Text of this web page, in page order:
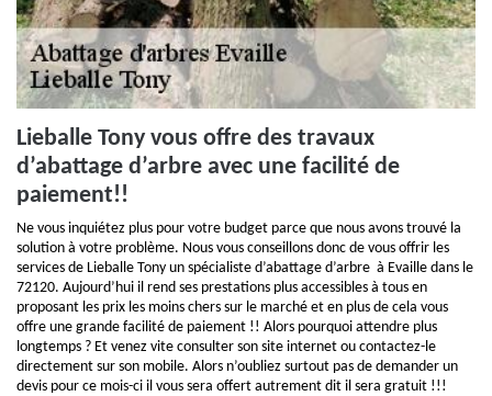
Lieballe Tony vous offre des travaux
d’abattage d’arbre avec une facilité de
paiement!!
Ne vous inquiétez plus pour votre budget parce que nous avons trouvé la
solution à votre problème. Nous vous conseillons donc de vous offrir les
services de Lieballe Tony un spécialiste d’abattage d’arbre à Evaille dans le
72120. Aujourd’hui il rend ses prestations plus accessibles à tous en
proposant les prix les moins chers sur le marché et en plus de cela vous
offre une grande facilité de paiement !! Alors pourquoi attendre plus
longtemps ? Et venez vite consulter son site internet ou contactez-le
directement sur son mobile. Alors n’oubliez surtout pas de demander un
devis pour ce mois-ci il vous sera offert autrement dit il sera gratuit !!!